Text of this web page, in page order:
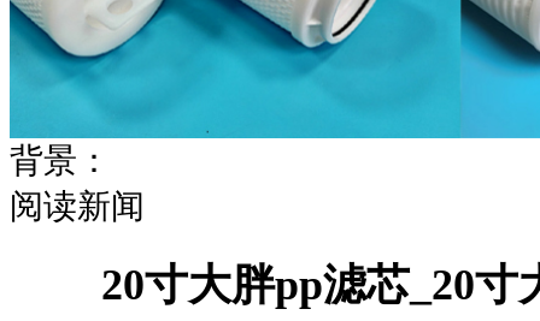
背景：
阅读新闻
20寸大胖pp滤芯_20寸